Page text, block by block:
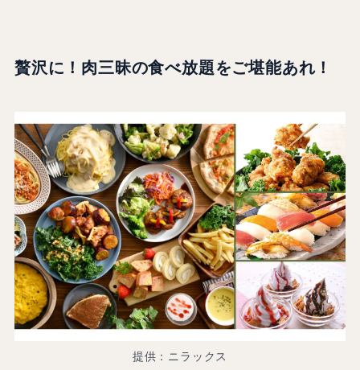
贅沢に！肉三昧の食べ放題をご堪能あれ！
提供：ニラックス